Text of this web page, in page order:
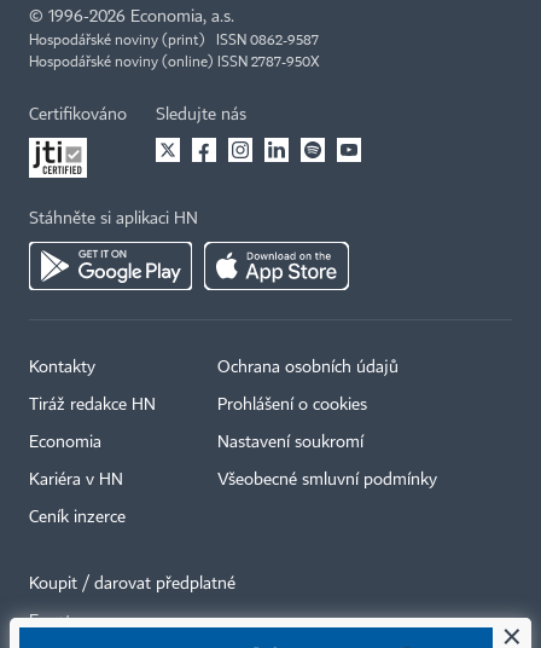
© 1996-2026 Economia, a.s.
Hospodářské noviny (print) ISSN 0862-9587
Hospodářské noviny (online) ISSN 2787-950X
Certifikováno Sledujte nás
Stáhněte si aplikaci HN
Kontakty
Tiráž redakce HN
Economia
Kariéra v HN
Ceník inzerce
Ochrana osobních údajů
Prohlášení o cookies
Nastavení soukromí
Všeobecné smluvní podmínky
Koupit / darovat předplatné
Eventy ×